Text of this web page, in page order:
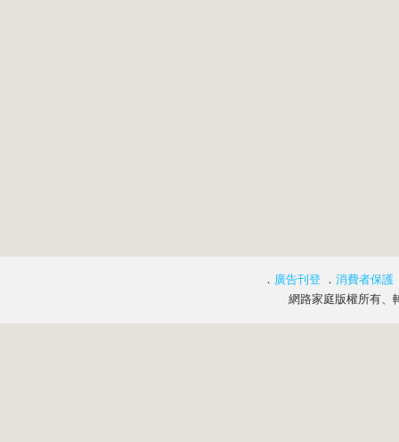
． 廣告刊登 ． 消費者保護
網路家庭版權所有、